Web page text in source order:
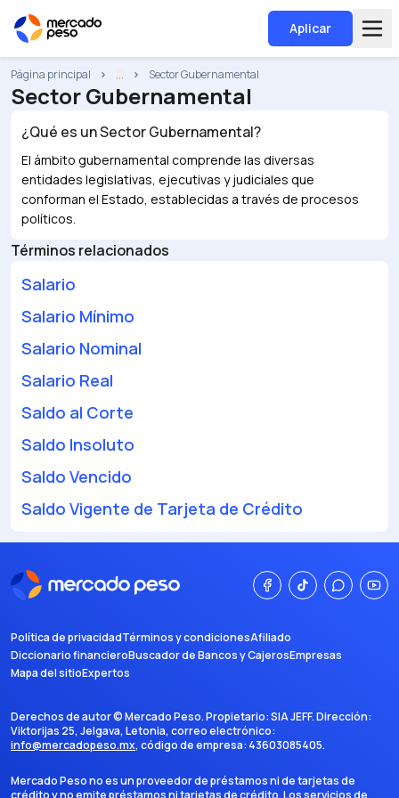
Aplicar
Página principal ... Sector Gubernamental
Sector Gubernamental
¿Qué es unSector Gubernamental?
El ámbito gubernamental comprende las diversas
entidades legislativas, ejecutivas y judiciales que
conforman el Estado, establecidas a través de procesos
políticos.
Términos relacionados
Salario
Salario Mínimo
Salario Nominal
Salario Real
Saldo al Corte
Saldo Insoluto
Saldo Vencido
Saldo Vigente de Tarjeta de Crédito
Política de privacidadTérminos y condicionesAfiliado
Diccionario financieroBuscador de Bancos y CajerosEmpresas
Mapa del sitioExpertos
Derechos de autor ©Mercado Peso. Propietario:SIA JEFF. Dirección:
Viktorijas 25, Jelgava, Letonia, correo electrónico:
info@mercadopeso.mx, código de empresa: 43603085405.
Mercado Peso no es un proveedor de préstamos ni de tarjetas de
crédito y no emite préstamos ni tarjetas de crédito. Los servicios de